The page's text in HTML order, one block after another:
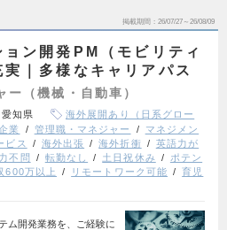
掲載期間 26/07/27～26/08/09
ン開発PM（モビリティ
｜多様なキャリアパス
ー（機械・自動車）
愛知県
海外展開あり（日系グロー
業 管理職・マネジャー
マネジメン
ビス 海外出張 海外折衝
英語力が
不問 転勤なし 土日祝休み
ポテン
600万以上 リモートワーク可能
育児
ム開発業務を、ご経験に